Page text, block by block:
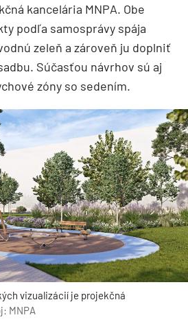
kancelária MNPA. Obe
podľa samosprávy spája
zeleň a zároveň ju doplniť
Súčasťou návrhov sú aj
zóny so sedením.
vizualizácií je projekčná
MNPA